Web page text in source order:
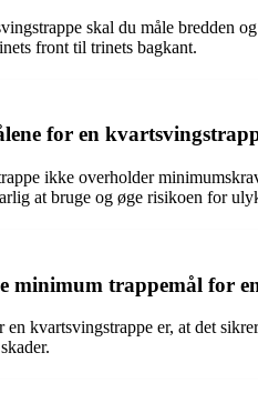
skal du måle bredden
front til trinets bagkant.
for en
ikke overholder
at bruge og øge risikoen for
minimum trappemål for
kvartsvingstrappe er, at det